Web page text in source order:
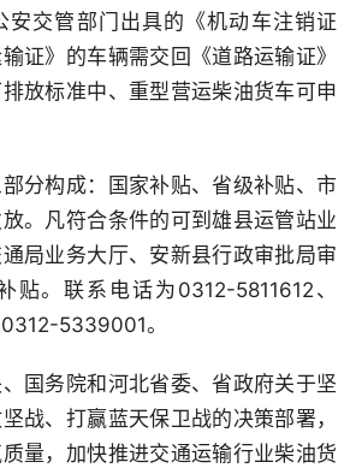
安交管部门出具的《机动车注销证
证》的车辆需交回《道路运输证》
放标准中、重型营运柴油货车可申
分构成：国家补贴、省级补贴、市
。凡符合条件的可到雄县运管站业
局业务大厅、安新县行政审批局审
贴。联系电话为0312-5811612、
5339001。
国务院和河北省委、省政府关于坚
战、打赢蓝天保卫战的决策部署，
量，加快推进交通运输行业柴油货